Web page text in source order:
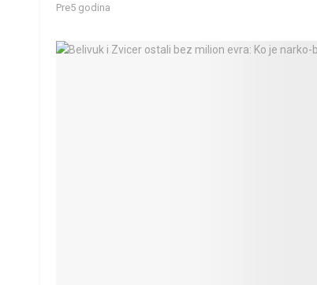
Pre5 godina